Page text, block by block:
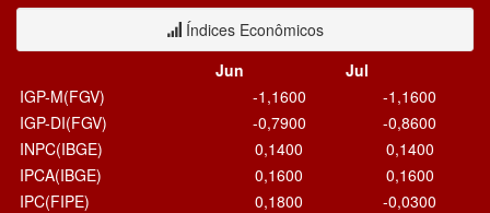
Índices Econômicos
Jun
Jul
IGP-M(FGV)
-1,1600
-1,1600
IGP-DI(FGV)
-0,7900
-0,8600
INPC(IBGE)
0,1400
0,1400
IPCA(IBGE)
0,1600
0,1600
IPC(FIPE)
0,1800
-0,0300